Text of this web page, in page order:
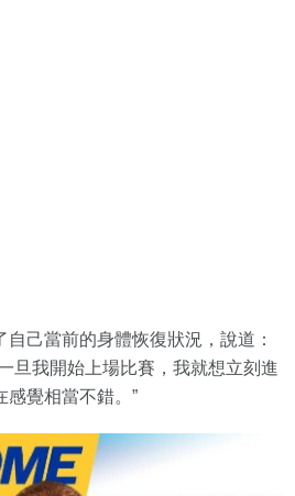
己當前的身體恢復狀況，說道：
旦我開始上場比賽，我就想立刻進
感覺相當不錯。”